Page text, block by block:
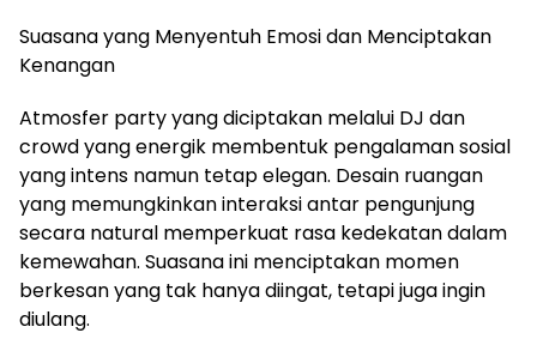
Suasana yang Menyentuh Emosi dan Menciptakan
Kenangan
Atmosfer party yang diciptakan melalui DJ dan
crowd yang energik membentuk pengalaman sosial
yang intens namun tetap elegan. Desain ruangan
yang memungkinkan interaksi antar pengunjung
secara natural memperkuat rasa kedekatan dalam
kemewahan. Suasana ini menciptakan momen
berkesan yang tak hanya diingat, tetapi juga ingin
diulang.